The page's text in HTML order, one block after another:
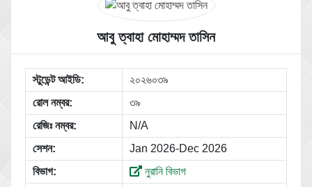
আবু ত্বাহা মোহাম্মদ তাসিন
স্টুডেন্ট আইডি:
২০২৬০৩৯
রোল নম্বর:
৩৯
রেজিঃ নম্বর:
N/A
সেশন:
Jan 2026-Dec 2026
বিভাগ:
নুরানি বিভাগ